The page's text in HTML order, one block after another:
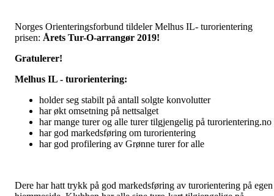
Norges Orienteringsforbund tildeler Melhus IL- turorientering
prisen: Årets Tur-O-arrangør 2019!
Gratulerer!
Melhus IL - turorientering:
holder seg stabilt på antall solgte konvolutter
har økt omsetning på nettsalget
har mange turer og alle turer tilgjengelig på turorientering.no
har god markedsføring om turorientering
har god profilering av Grønne turer for alle
Dere har hatt trykk på god markedsføring av turorientering på egen